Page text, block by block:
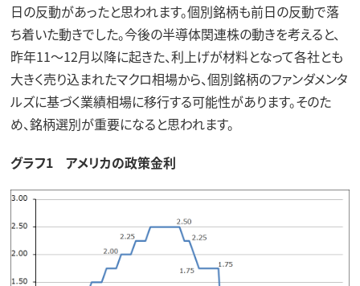
日の反動があったと思われます。個別銘柄も前日の反動で落
ち着いた動きでした。今後の半導体関連株の動きを考えると、
昨年11～12月以降に起きた、利上げが材料となって各社とも
大きく売り込まれたマクロ相場から、個別銘柄のファンダメンタ
ルズに基づく業績相場に移行する可能性があります。そのた
め、銘柄選別が重要になると思われます。
グラフ1 アメリカの政策金利